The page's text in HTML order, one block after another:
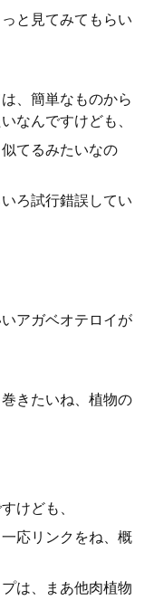
と見てみてもらい
、簡単なものから
なんですけども、
てるみたいなの
ろ試行錯誤してい
アガベオテロイが
きたいね、植物の
けども、
応リンクをね、概
は、まあ他肉植物